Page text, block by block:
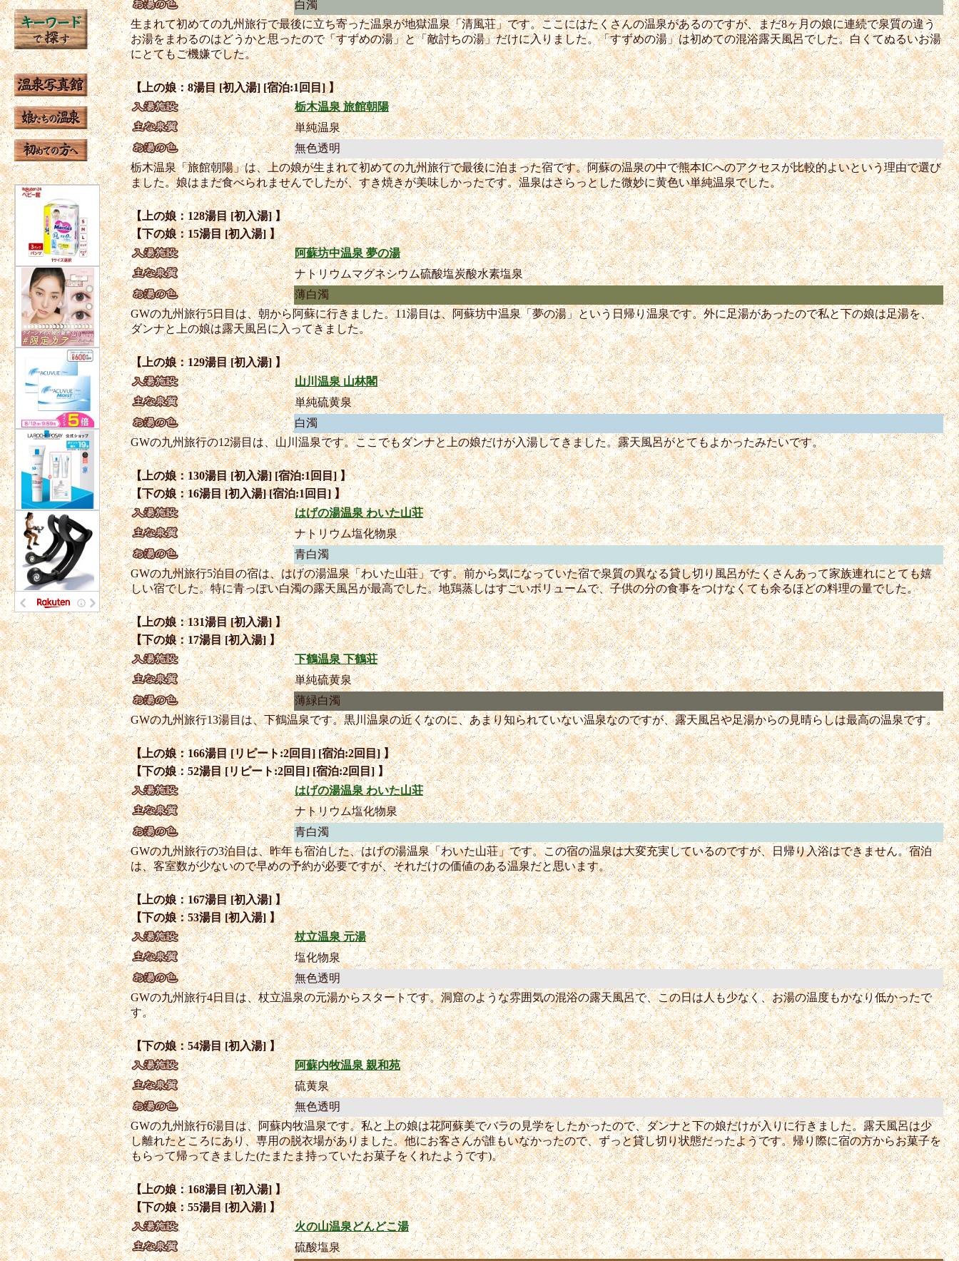
白濁
生まれて初めての九州旅行で最後に立ち寄った温泉が地獄温泉「清風荘」です。ここにはたくさんの温泉があるのですが、まだ8ヶ月の娘に連続で泉質の違う
お湯をまわるのはどうかと思ったので「すずめの湯」と「敵討ちの湯」だけに入りました。「すずめの湯」は初めての混浴露天風呂でした。白くてぬるいお湯
にとてもご機嫌でした。
【上の娘：8湯目 [初入湯] [宿泊:1回目] 】
栃木温泉 旅館朝陽
単純温泉
無色透明
栃木温泉「旅館朝陽」は、上の娘が生まれて初めての九州旅行で最後に泊まった宿です。阿蘇の温泉の中で熊本ICへのアクセスが比較的よいという理由で選び
ました。娘はまだ食べられませんでしたが、すき焼きが美味しかったです。温泉はさらっとした微妙に黄色い単純温泉でした。
【上の娘：128湯目 [初入湯] 】
【下の娘：15湯目 [初入湯] 】
阿蘇坊中温泉 夢の湯
ナトリウムマグネシウム硫酸塩炭酸水素塩泉
薄白濁
GWの九州旅行5日目は、朝から阿蘇に行きました。11湯目は、阿蘇坊中温泉「夢の湯」という日帰り温泉です。外に足湯があったので私と下の娘は足湯を、
ダンナと上の娘は露天風呂に入ってきました。
【上の娘：129湯目 [初入湯] 】
山川温泉 山林閣
単純硫黄泉
白濁
GWの九州旅行の12湯目は、山川温泉です。ここでもダンナと上の娘だけが入湯してきました。露天風呂がとてもよかったみたいです。
【上の娘：130湯目 [初入湯] [宿泊:1回目] 】
【下の娘：16湯目 [初入湯] [宿泊:1回目] 】
はげの湯温泉 わいた山荘
ナトリウム塩化物泉
青白濁
GWの九州旅行5泊目の宿は、はげの湯温泉「わいた山荘」です。前から気になっていた宿で泉質の異なる貸し切り風呂がたくさんあって家族連れにとても嬉
しい宿でした。特に青っぽい白濁の露天風呂が最高でした。地鶏蒸しはすごいボリュームで、子供の分の食事をつけなくても余るほどの料理の量でした。
【上の娘：131湯目 [初入湯] 】
【下の娘：17湯目 [初入湯] 】
下鶴温泉 下鶴荘
単純硫黄泉
薄緑白濁
GWの九州旅行13湯目は、下鶴温泉です。黒川温泉の近くなのに、あまり知られていない温泉なのですが、露天風呂や足湯からの見晴らしは最高の温泉です。
【上の娘：166湯目 [リピート:2回目] [宿泊:2回目] 】
【下の娘：52湯目 [リピート:2回目] [宿泊:2回目] 】
はげの湯温泉 わいた山荘
ナトリウム塩化物泉
青白濁
GWの九州旅行の3泊目は、昨年も宿泊した、はげの湯温泉「わいた山荘」です。この宿の温泉は大変充実しているのですが、日帰り入浴はできません。宿泊
は、客室数が少ないので早めの予約が必要ですが、それだけの価値のある温泉だと思います。
【上の娘：167湯目 [初入湯] 】
【下の娘：53湯目 [初入湯] 】
杖立温泉 元湯
塩化物泉
無色透明
GWの九州旅行4日目は、杖立温泉の元湯からスタートです。洞窟のような雰囲気の混浴の露天風呂で、この日は人も少なく、お湯の温度もかなり低かったで
す。
【下の娘：54湯目 [初入湯] 】
阿蘇内牧温泉 親和苑
硫黄泉
無色透明
GWの九州旅行6湯目は、阿蘇内牧温泉です。私と上の娘は花阿蘇美でバラの見学をしたかったので、ダンナと下の娘だけが入りに行きました。露天風呂は少
し離れたところにあり、専用の脱衣場がありました。他にお客さんが誰もいなかったので、ずっと貸し切り状態だったようです。帰り際に宿の方からお菓子を
もらって帰ってきました(たまたま持っていたお菓子をくれたようです)。
【上の娘：168湯目 [初入湯] 】
【下の娘：55湯目 [初入湯] 】
火の山温泉どんどこ湯
硫酸塩泉